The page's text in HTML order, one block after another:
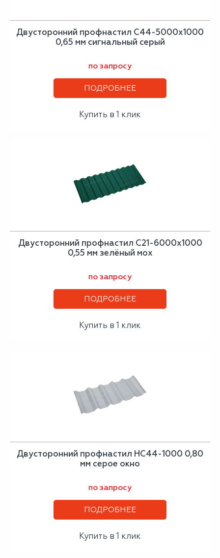
Двусторонний профнастил С44-5000х1000
0,65 мм сигнальный серый
по запросу
ПОДРОБНЕЕ
Купить в 1 клик
Двусторонний профнастил С21-6000х1000
0,55 мм зелёный мох
по запросу
ПОДРОБНЕЕ
Купить в 1 клик
Двусторонний профнастил НС44-1000 0,80
мм серое окно
по запросу
ПОДРОБНЕЕ
Купить в 1 клик